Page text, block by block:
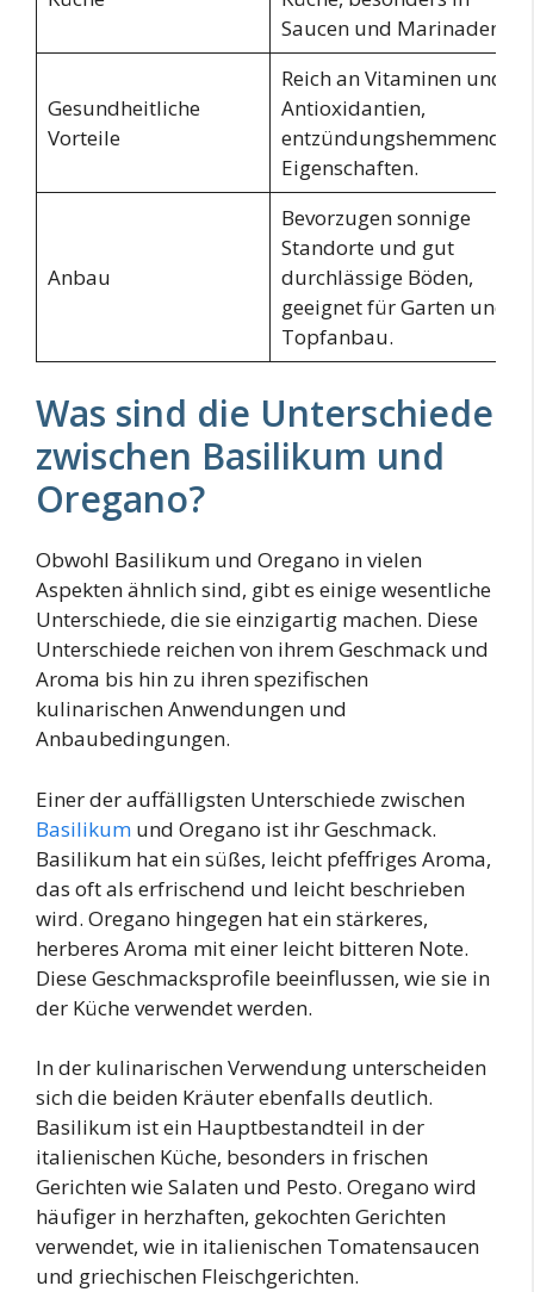
Saucen und Marinaden.
Gesundheitliche
Vorteile
Reich an Vitaminen und
Antioxidantien,
entzündungshemmende
Eigenschaften.
Anbau
Bevorzugen sonnige
Standorte und gut
durchlässige Böden,
geeignet für Garten und
Topfanbau.
Was sind die Unterschiede
zwischen Basilikum und
Oregano?
Obwohl Basilikum und Oregano in vielen
Aspekten ähnlich sind, gibt es einige wesentliche
Unterschiede, die sie einzigartig machen. Diese
Unterschiede reichen von ihrem Geschmack und
Aroma bis hin zu ihren spezifischen
kulinarischen Anwendungen und
Anbaubedingungen.
Einer der auffälligsten Unterschiede zwischen
Basilikum und Oregano ist ihr Geschmack.
Basilikum hat ein süßes, leicht pfeffriges Aroma,
das oft als erfrischend und leicht beschrieben
wird. Oregano hingegen hat ein stärkeres,
herberes Aroma mit einer leicht bitteren Note.
Diese Geschmacksprofile beeinflussen, wie sie in
der Küche verwendet werden.
In der kulinarischen Verwendung unterscheiden
sich die beiden Kräuter ebenfalls deutlich.
Basilikum ist ein Hauptbestandteil in der
italienischen Küche, besonders in frischen
Gerichten wie Salaten und Pesto. Oregano wird
häufiger in herzhaften, gekochten Gerichten
verwendet, wie in italienischen Tomatensaucen
und griechischen Fleischgerichten.